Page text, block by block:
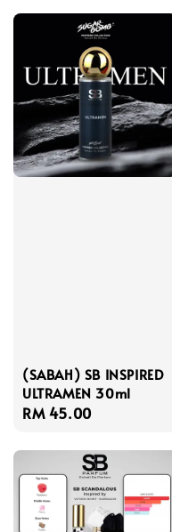
(SABAH) SB INSPIRED
ULTRAMEN 30ml
Regular
RM 45.00